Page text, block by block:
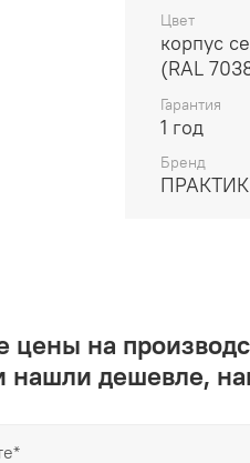
Цвет
корпус
(RAL
Гарантия
1 год
Бренд
ПРАКТИК
на
дешевле,